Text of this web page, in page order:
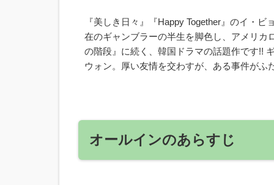
『美しき日々』『Happy Together』のイ・
在のギャンブラーの半生を脚色し、アメリカ
の階段』に続く、韓国ドラマの話題作です!!
ウォン。厚い友情を交わすが、ある事件が
オールインのあらすじ